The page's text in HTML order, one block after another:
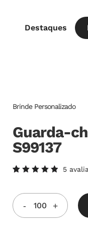
Destaques
Brinde Personalizado
Guarda-
S99137
5.00de
5, com
baseado
em
5